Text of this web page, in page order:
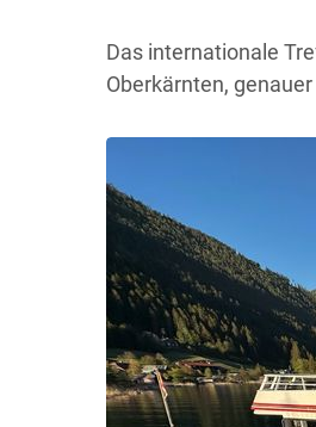
Das internationale
Oberkärnten,